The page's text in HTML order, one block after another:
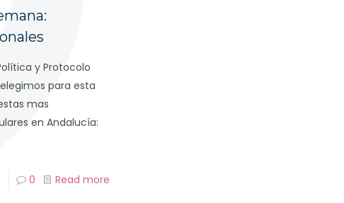
y Protocolo
para esta
mas
en Andalucía:
0 Read more